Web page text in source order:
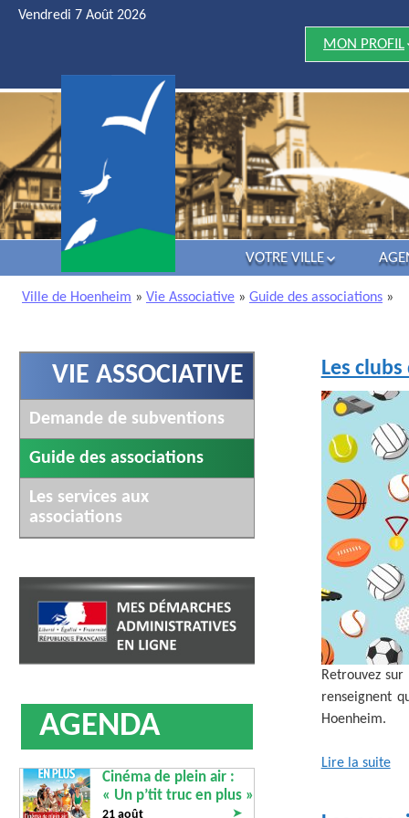
Vendredi 7 Août 2026
MON PROFIL
HOENHEIM
MES
VONT À
JE VEUX
PRATIQUER
ACTIVITÉ
JE SUIS UN(E)
J’AI UNE
ENTREPRISE
UN
VOTRE VILLE
HISTOIRE
INFOS UTILES
AFFICHAGE LÉGAL
Ville de Hoenheim » Vie Associative » Guide des associations »
VIE ASSOCIATIVE
Demande de subventions
Guide des associations
Les services aux
associations
AGENDA
Cinéma de plein air :
« Un p’tit truc en plus »
21 août ➤
Les
Retrouvez
renseignent
Hoenheim.
Lire la suite